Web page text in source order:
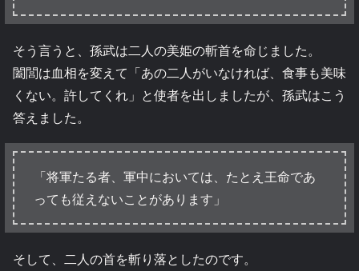
そう言うと、孫武は二人の美姫の斬首を命じました。
闔閭は血相を変えて「あの二人がいなければ、食事も美味
くない。許してくれ」と使者を出しましたが、孫武はこう
答えました。
「将軍たる者、軍中においては、たとえ王命であ
っても従えないことがあります」
そして、二人の首を斬り落としたのです。